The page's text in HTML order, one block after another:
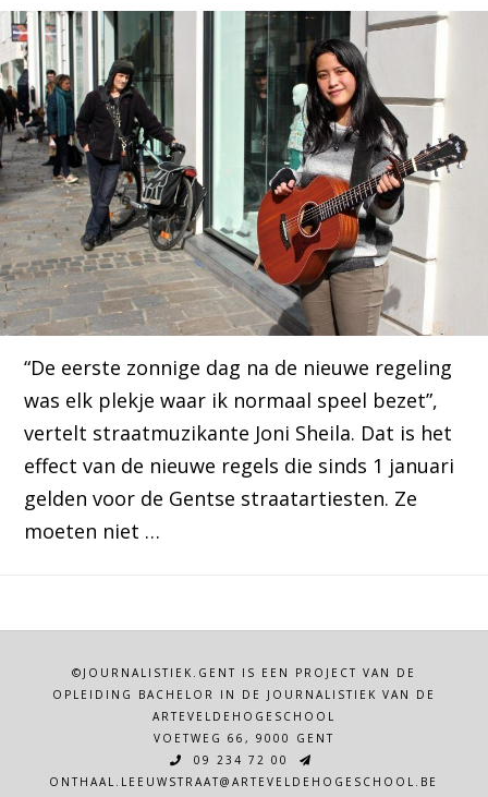
“De eerste zonnige dag na de nieuwe regeling
was elk plekje waar ik normaal speel bezet”,
vertelt straatmuzikante Joni Sheila. Dat is het
effect van de nieuwe regels die sinds 1 januari
gelden voor de Gentse straatartiesten. Ze
moeten niet …
©JOURNALISTIEK.GENT IS EEN PROJECT VAN DE
OPLEIDING BACHELOR IN DE JOURNALISTIEK VAN DE
ARTEVELDEHOGESCHOOL
VOETWEG 66, 9000 GENT
09 234 72 00
ONTHAAL.LEEUWSTRAAT@ARTEVELDEHOGESCHOOL.BE